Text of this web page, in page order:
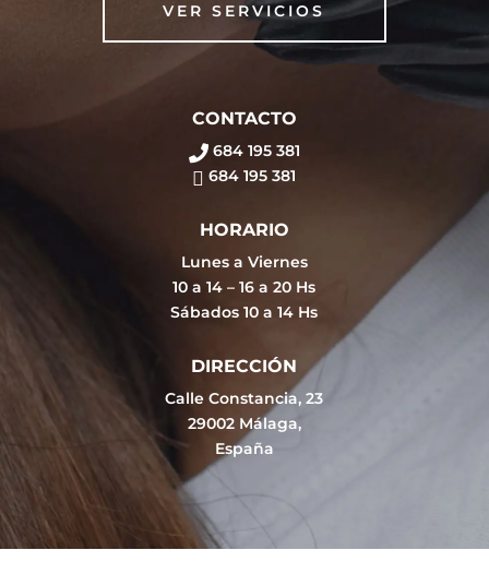
VER SERVICIOS
CONTACTO
684 195 381
684 195 381
HORARIO
Lunes a Viernes
10 a 14 – 16 a 20 Hs
Sábados 10 a 14 Hs
DIRECCIÓN
Calle Constancia, 23
29002 Málaga,
España